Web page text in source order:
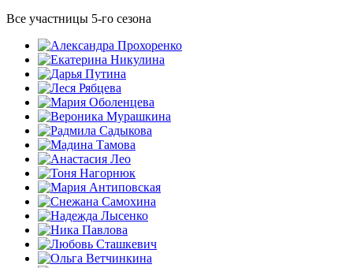
Все участницы 5-го сезона